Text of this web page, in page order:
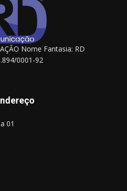
Nome Fantasia: RD
0001-92
01